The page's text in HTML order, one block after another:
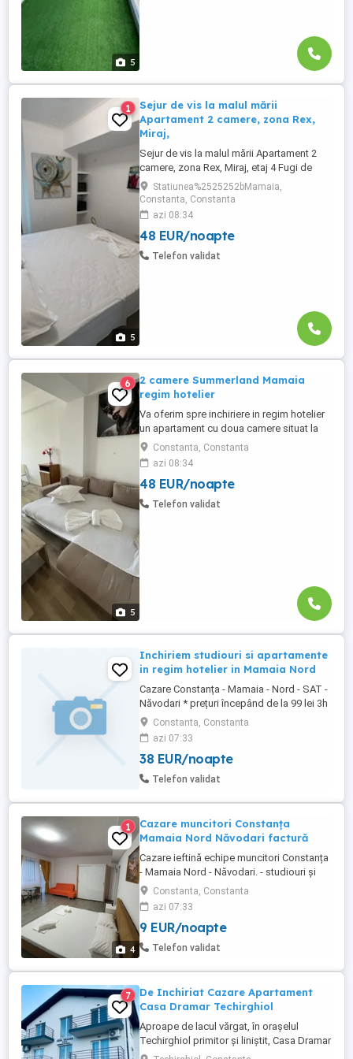
5
5
1
Sejur de vis la malul mării
Apartament 2 camere, zona Rex,
Miraj,
Sejur de vis la malul mării Apartament 2
camere, zona Rex, Miraj, etaj 4 Fugi de
agitația zilnică și bucură-te de răsfăț la
înălțime, în inima stațiunii! Îți propunem un
apartament cochet cu 2 camere, situat la
mai apreciate locații din zona Rex la doar
...
Statiunea%2525252bMamaia,
Constanta, Constanta
azi 08:34
48 EUR/noapte
Telefon validat
5
6
2 camere Summerland Mamaia
regim hotelier
Va oferim spre inchiriere in regim hotelier
un apartament cu doua camere situat la
Summerland Residence - Mamaia
Apartamentul are o suprafata de 65 mp si
este compus din living cu canapea
extensibilă și dormitor cu pat matrimonial,
avand balcon propriu dotat cu mobilier de
Constanta, Constanta
azi 08:34
48 EUR/noapte
Telefon validat
Inchiriem studiouri si apartamente
in regim hotelier in Mamaia Nord
Cazare Constanța - Mamaia - Nord - SAT -
Năvodari * prețuri începând de la 99 lei 3h
in intervalul (08.00-18.00) *Vă punem la
dispozitie apartamente si studiouri în
Mamaia nord zona: Hanul Piraților, Hanul
cu Pește, Opera, Onix, Titanic, Uzina de
Pizza, Mackerel, Resort Building Ștefan,
Constanta, Constanta
azi 07:33
38 EUR/noapte
Telefon validat
4
1
Cazare muncitori Constanța
Mamaia Nord Năvodari factură
Cazare ieftină echipe muncitori Constanța
- Mamaia Nord - Năvodari. - studiouri și
apartamente cu bucatarie utilată, TV,
internet, loc de parcare auto; -
supermarketuri în zonă: Lidl, Mega Image
și Profi; - în funcție de nr. de persoane
trimit poze și video pe WhatsApp cu
Constanta, Constanta
azi 07:33
9 EUR/noapte
Telefon validat
7
De Inchiriat Cazare Apartament
Casa Dramar Techirghiol
Aproape de lacul vărgat, în orașelul
Techirghiol primitor și liniștit, Casa Dramar
își deschide porțile cu mult entuziasm și